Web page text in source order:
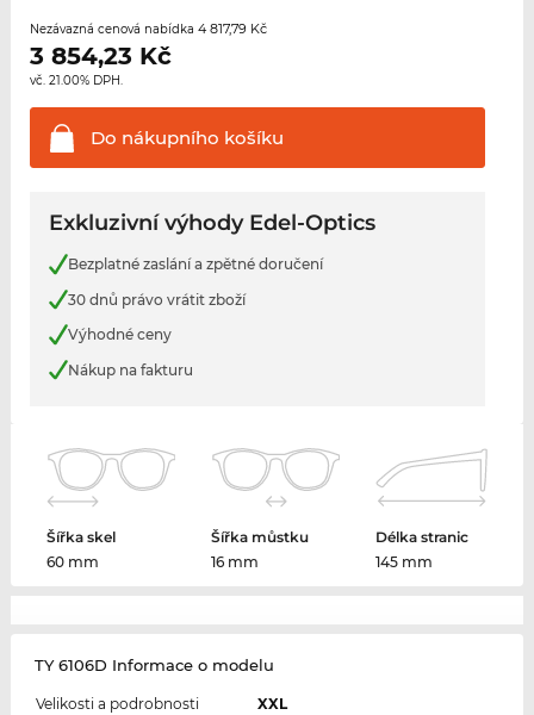
Nezávazná cenová nabídka 4 817,79 Kč
3 854,23 Kč
vč. 21.00% DPH.
Do nákupního košíku
Exkluzivní výhody Edel-Optics
Bezplatné zaslání a zpětné doručení
30 dnů právo vrátit zboží
Výhodné ceny
Nákup na fakturu
Šířka skel
60 mm
Šířka můstku
16 mm
Délka stranic
145 mm
TY 6106D Informace o modelu
Velikosti a podrobnosti
XXL